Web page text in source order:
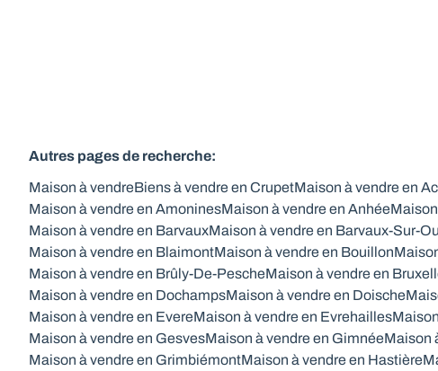
Autres pages de recherche:
Maison à vendreBiens à vendre en CrupetMaison à vendre en
Maison à vendre en AmoninesMaison à vendre en Anhée
Maison à vendre en BarvauxMaison à vendre en Barvaux-Sur-
Maison à vendre en BlaimontMaison à vendre en Bouillon
Maison à vendre en Brûly-De-PescheMaison à vendre en
Maison à vendre en DochampsMaison à vendre en Doische
Maison à vendre en EvereMaison à vendre en Evrehailles
Maison à vendre en GesvesMaison à vendre en GimnéeMaison
Maison à vendre en GrimbiémontMaison à vendre en Hastière